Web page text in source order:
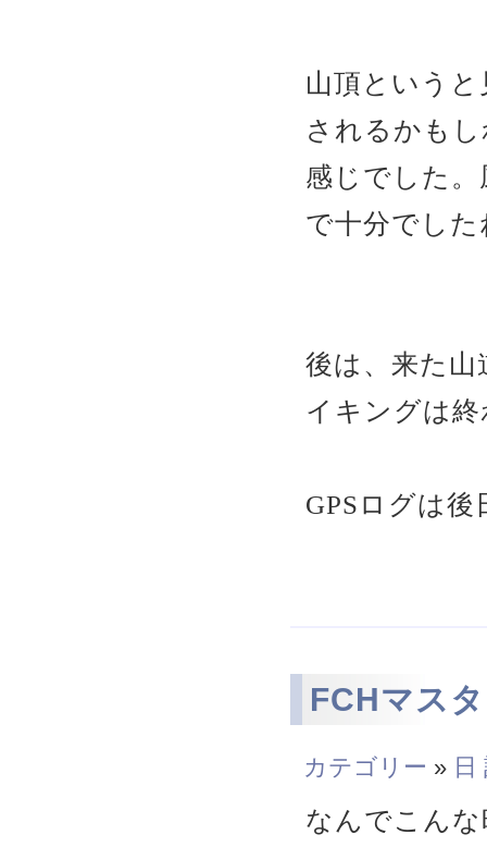
山頂という
されるかも
感じでした
で十分でした
後は、来た山
イキングは
GPSログは
FCHマス
カテゴリー » 日
なんでこん